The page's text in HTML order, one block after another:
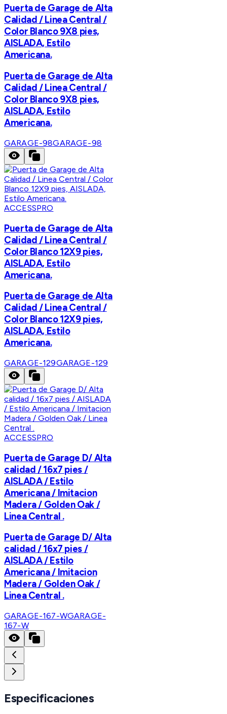
Puerta de Garage de Alta
Calidad / Linea Central /
Color Blanco 9X8 pies,
AISLADA, Estilo
Americana.
Puerta de Garage de Alta
Calidad / Linea Central /
Color Blanco 9X8 pies,
AISLADA, Estilo
Americana.
GARAGE-98GARAGE-98
ACCESSPRO
Puerta de Garage de Alta
Calidad / Linea Central /
Color Blanco 12X9 pies,
AISLADA, Estilo
Americana.
Puerta de Garage de Alta
Calidad / Linea Central /
Color Blanco 12X9 pies,
AISLADA, Estilo
Americana.
GARAGE-129GARAGE-129
ACCESSPRO
Puerta de Garage D/ Alta
calidad / 16x7 pies /
AISLADA / Estilo
Americana / Imitacion
Madera / Golden Oak /
Linea Central .
Puerta de Garage D/ Alta
calidad / 16x7 pies /
AISLADA / Estilo
Americana / Imitacion
Madera / Golden Oak /
Linea Central .
GARAGE-167-WGARAGE-
167-W
Especificaciones